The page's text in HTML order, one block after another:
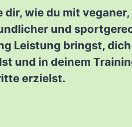
dir, wie du mit veganer,
und
Leistung bringst,
und in deinem
erzielst.